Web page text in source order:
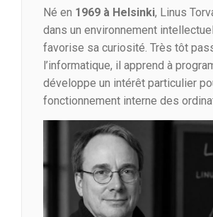
Né en 1969 à Helsinki, Linus
dans un environnement
favorise sa curiosité. Très tôt
l’informatique, il apprend à
développe un intérêt particulier
fonctionnement interne des